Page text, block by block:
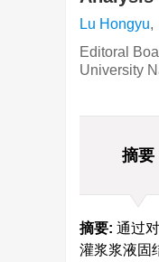
Lu Hongyu,
Editoral
University
摘要
摘要: 通过
灌浆浆液固